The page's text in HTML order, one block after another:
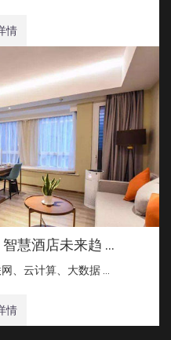
情
慧酒店未来趋 …
、云计算、大数据 …
情